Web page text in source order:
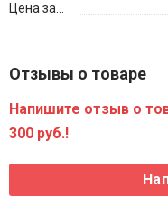
Цена за...
Отзывы о товаре
Напишите отзыв о
300 руб.!